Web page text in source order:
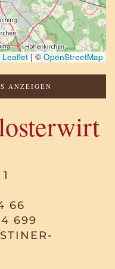
Leaflet |©OpenStreetMap
ANZEIGEN
66
699